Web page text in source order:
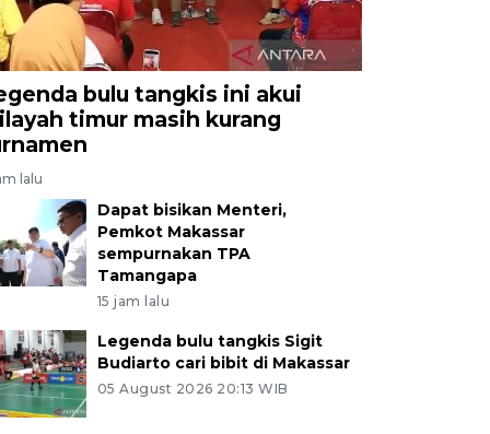
bulu tangkis ini akui
timur masih kurang
lalu
Dapat bisikan Menteri,
Pemkot Makassar
sempurnakan TPA
Tamangapa
15 jam lalu
Legenda bulu tangkis Sigit
Budiarto cari bibit di Makassar
05 August 2026 20:13 WIB